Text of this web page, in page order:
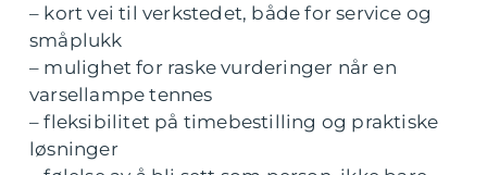
– kort vei til verkstedet, både for service og
småplukk
– mulighet for raske vurderinger når en
varsellampe tennes
– fleksibilitet på timebestilling og praktiske
løsninger